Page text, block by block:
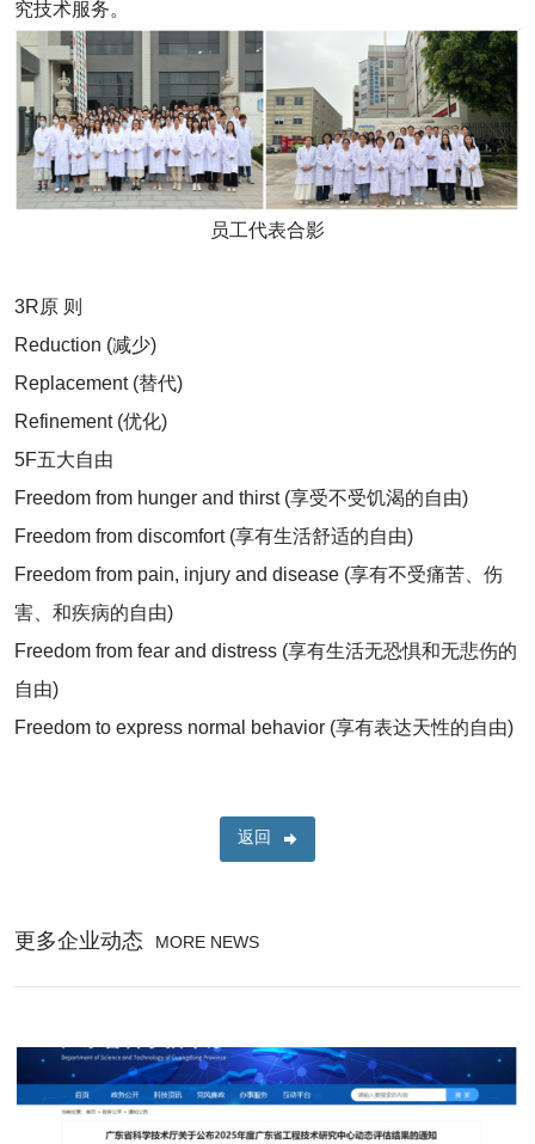
究技术服务。
员工代表合影
3R原 则
Reduction (减少)
Replacement (替代)
Refinement (优化)
5F五大自由
Freedom from hunger and thirst (享受不受饥渴的自由)
Freedom from discomfort (享有生活舒适的自由)
Freedom from pain, injury and disease (享有不受痛苦、伤
害、和疾病的自由)
Freedom from fear and distress (享有生活无恐惧和无悲伤的
自由)
Freedom to express normal behavior (享有表达天性的自由)
返回
更多企业动态 MORE NEWS